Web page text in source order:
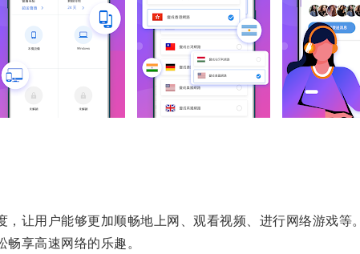
用户能够更加顺畅地上网、观看视频、进行网络游戏等。
享高速网络的乐趣。